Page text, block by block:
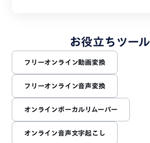
お役立ちツール
フリーオンライン動画変換
フリーオンライン音声変換
オンラインボーカルリムーバー
オンライン音声文字起こし